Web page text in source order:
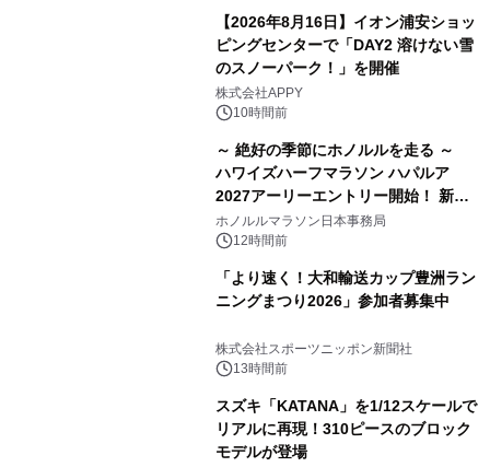
【2026年8月16日】イオン浦安ショッ
ピングセンターで「DAY2 溶けない雪
のスノーパーク！」を開催
株式会社APPY
10時間前
～ 絶好の季節にホノルルを走る ～
ハワイズハーフマラソン ハパルア
2027アーリーエントリー開始！ 新カ
テゴリー「ハパルアIKI(イキ)」(約
13.4km)が登場
ホノルルマラソン日本事務局
12時間前
「より速く！大和輸送カップ豊洲ラン
ニングまつり2026」参加者募集中
株式会社スポーツニッポン新聞社
13時間前
スズキ「KATANA」を1/12スケールで
リアルに再現！310ピースのブロック
モデルが登場